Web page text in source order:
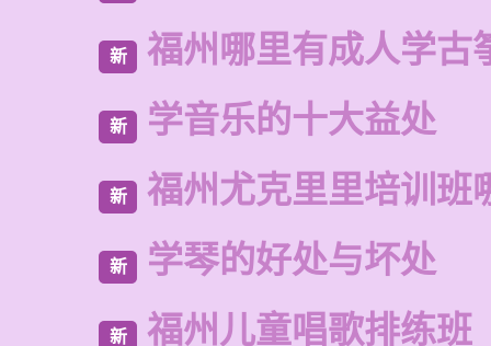
新 福州哪里有成人学古
新 学音乐的十大益处
新 福州尤克里里培训班
新 学琴的好处与坏处
新 福州儿童唱歌排练班